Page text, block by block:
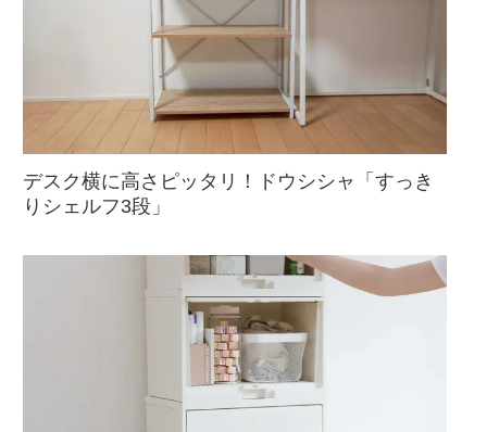
デスク横に高さピッタリ！ドウシシャ「すっき
りシェルフ3段」